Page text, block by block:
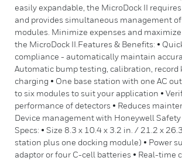
easily expandable, the MicroDock II
and provides simultaneous management
modules. Minimize expenses and
the MicroDock II.Features & Benefits: •
compliance - automatically maintain
Automatic bump testing, calibration, record
charging • One base station with one AC
to six modules to suit your application •
performance of detectors • Reduces
Device management with Honeywell
Specs: • Size 8.3 x 10.4 x 3.2 in. / 21.2 x
station plus one docking module) • Power
adaptor or four C-cell batteries • Real-time